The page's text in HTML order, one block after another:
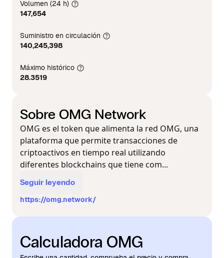
Volumen (24 h)
147,654
Suministro en circulación
140,245,398
Máximo histórico
28.3519
Sobre OMG Network
OMG es el token que alimenta la red OMG, una
plataforma que permite transacciones de
criptoactivos en tiempo real utilizando
diferentes blockchains que tiene com...
Seguir leyendo
https://omg.network/
Calculadora OMG